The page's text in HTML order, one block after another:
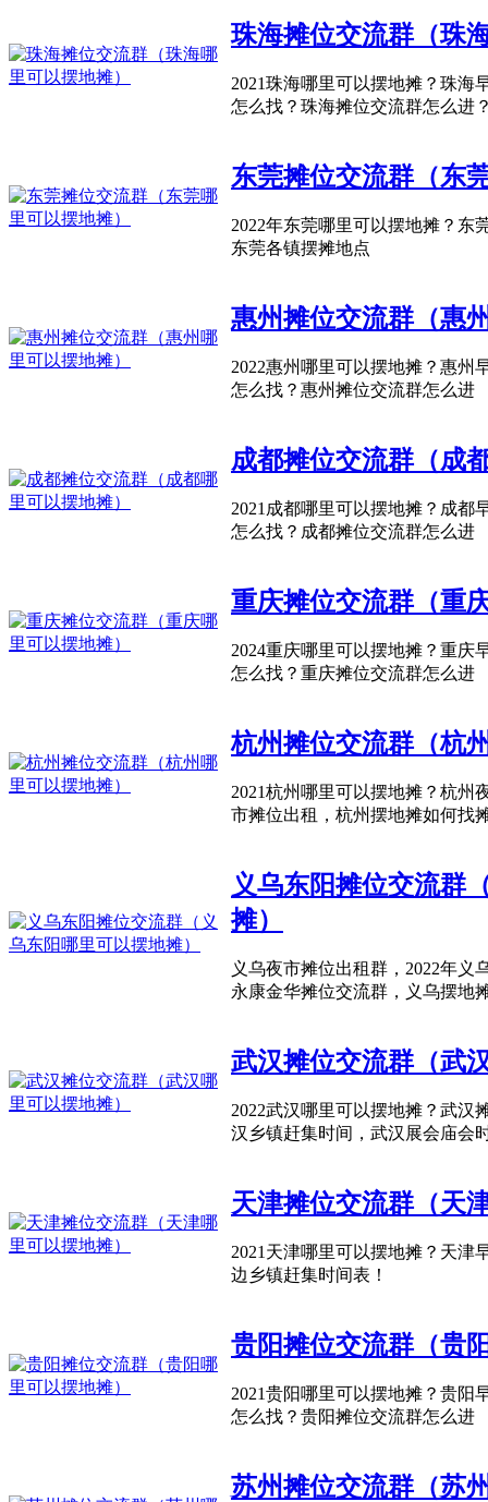
珠海摊位交流群（珠
2021珠海哪里可以摆地摊？珠海
怎么找？珠海摊位交流群怎么进
东莞摊位交流群（东
2022年东莞哪里可以摆地摊？东
东莞各镇摆摊地点
惠州摊位交流群（惠
2022惠州哪里可以摆地摊？惠州
怎么找？惠州摊位交流群怎么进
成都摊位交流群（成
2021成都哪里可以摆地摊？成都
怎么找？成都摊位交流群怎么进
重庆摊位交流群（重
2024重庆哪里可以摆地摊？重庆
怎么找？重庆摊位交流群怎么进
杭州摊位交流群（杭
2021杭州哪里可以摆地摊？杭州
市摊位出租，杭州摆地摊如何找
义乌东阳摊位交流群
摊）
义乌夜市摊位出租群，2022年义
永康金华摊位交流群，义乌摆地
武汉摊位交流群（武
2022武汉哪里可以摆地摊？武汉
汉乡镇赶集时间，武汉展会庙会
天津摊位交流群（天
2021天津哪里可以摆地摊？天津
边乡镇赶集时间表！
贵阳摊位交流群（贵
2021贵阳哪里可以摆地摊？贵阳
怎么找？贵阳摊位交流群怎么进
苏州摊位交流群（苏